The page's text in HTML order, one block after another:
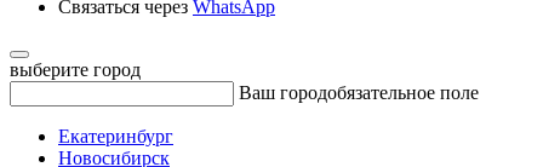
Связаться через WhatsApp
выберите город
Ваш городобязательное поле
Екатеринбург
Новосибирск